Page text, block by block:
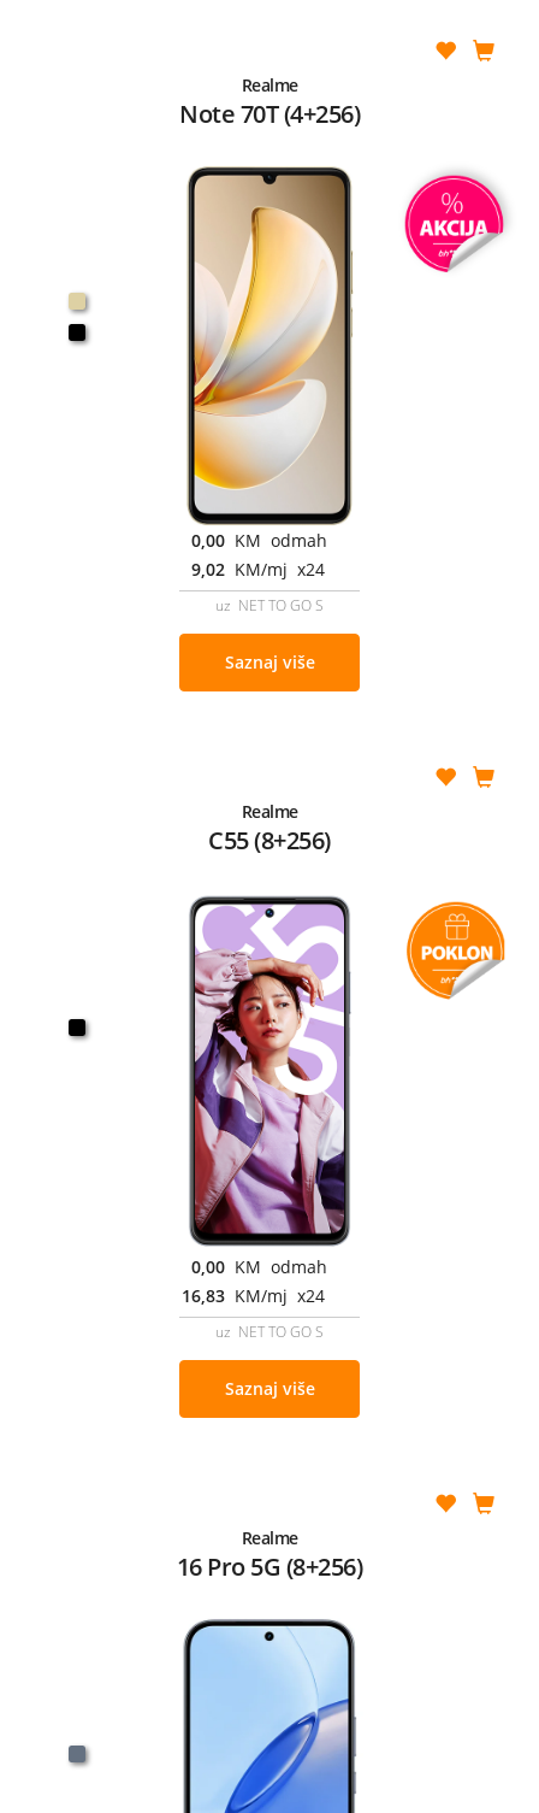
Realme
Note 70T (4+256)
0,00 KM odmah
9,02 KM/mj x24
uz NET TO GO S
Saznaj više
Realme
C55 (8+256)
0,00 KM odmah
16,83 KM/mj x24
uz NET TO GO S
Saznaj više
Realme
16 Pro 5G (8+256)